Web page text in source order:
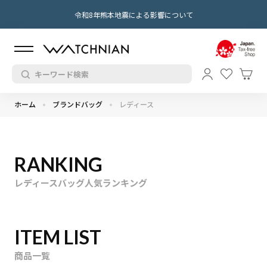
令和8年熊本地震による影響について
ホーム ブランドバッグ レディース
RANKING
レディースバッグ人気ランキング
ITEM LIST
商品一覧